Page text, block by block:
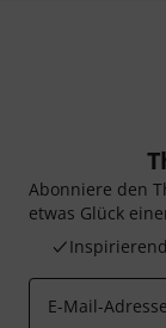
Abonniere den
etwas Glück
E-Mail-Adresse